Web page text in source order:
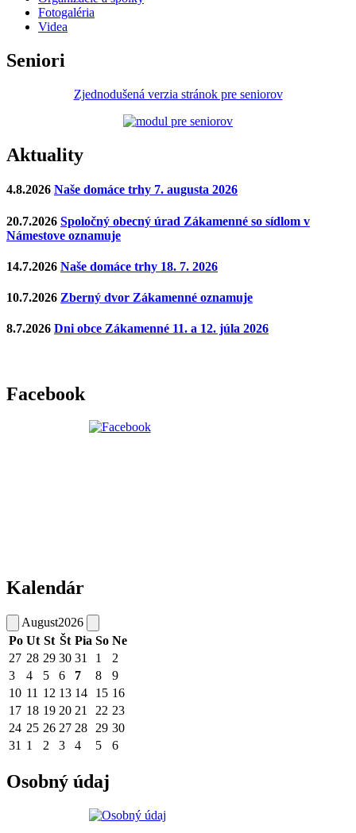
Fotogaléria
Videa
Seniori
Zjednodušená verzia stránok pre seniorov
Aktuality
4.8.2026 Naše domáce trhy 7. augusta 2026
20.7.2026 Spoločný obecný úrad Zákamenné so sídlom v
Námestove oznamuje
14.7.2026 Naše domáce trhy 18. 7. 2026
10.7.2026 Zberný dvor Zákamenné oznamuje
8.7.2026 Dni obce Zákamenné 11. a 12. júla 2026
Facebook
Kalendár
August2026
Po Ut St Št Pia So Ne
27 28 29 30 31 1
2
3
4 5 6 7 8
9
10 11 12 13 14 15 16
17 18 19 20 21 22 23
24 25 26 27 28 29 30
31 1 2 3 4 5 6
Osobný údaj